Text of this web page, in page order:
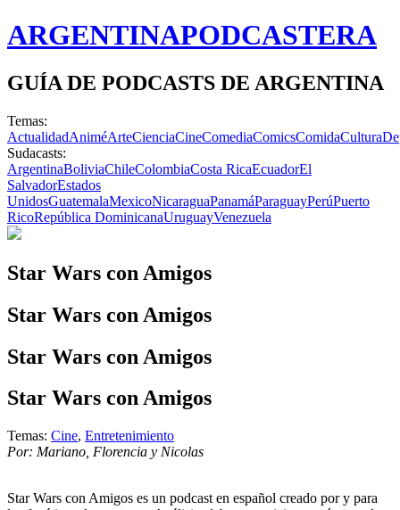
ARGENTINAPODCASTERA
GUÍA DE PODCASTS DE ARGENTINA
Temas:
ActualidadAniméArteCienciaCineComediaComicsComidaCultura
Sudacasts:
ArgentinaBoliviaChileColombiaCosta RicaEcuadorEl
SalvadorEstados
UnidosGuatemalaMexicoNicaraguaPanamáParaguayPerúPuerto
RicoRepública DominicanaUruguayVenezuela
Star Wars con Amigos
Star Wars con Amigos
Star Wars con Amigos
Star Wars con Amigos
Temas: Cine, Entretenimiento
Por: Mariano, Florencia y Nicolas
Star Wars con Amigos es un podcast en español creado por y para